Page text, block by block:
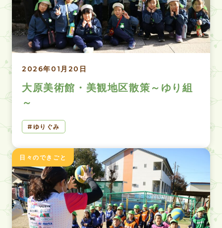
2026年01月20日
大原美術館・美観地区散策～ゆり組
～
ゆりぐみ
日々のできごと